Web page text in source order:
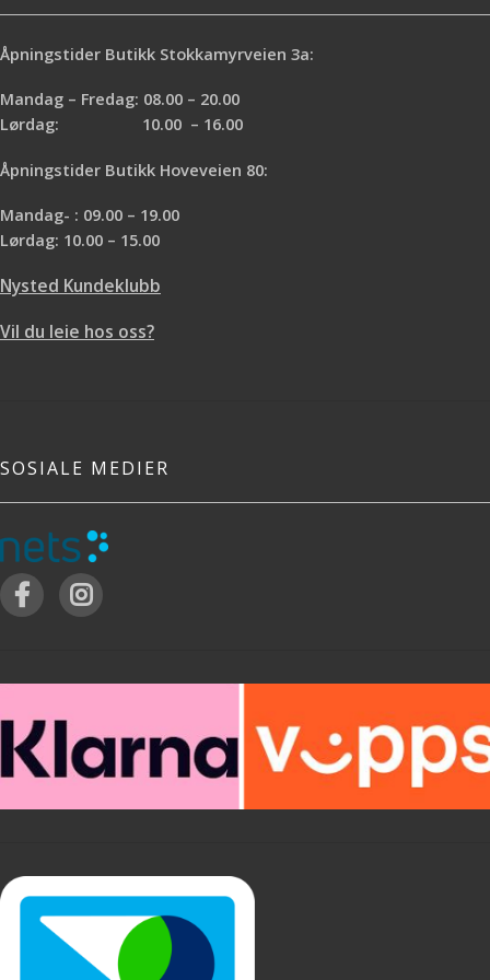
Åpningstider Butikk Stokkamyrveien 3a:
Mandag – Fredag: 08.00 – 20.00
Lørdag: 10.00 – 16.00
Åpningstider Butikk Hoveveien 80:
Mandag- : 09.00 – 19.00
Lørdag: 10.00 – 15.00
Nysted Kundeklubb
Vil du leie hos oss?
SOSIALE MEDIER